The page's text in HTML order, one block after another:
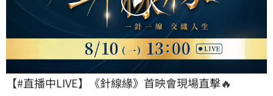
【#直播中LIVE】《針線緣》首映會現場直擊🔥